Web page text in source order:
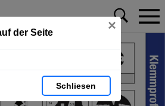
der Seite ×
Schliesen